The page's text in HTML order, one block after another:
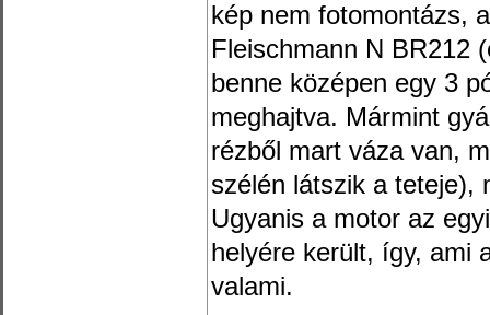
kép nem fotomontázs,
Fleischmann N BR212
benne középen egy 3
meghajtva. Mármint
rézből mart váza van,
szélén látszik a teteje),
Ugyanis a motor az
helyére került, így, ami
valami.